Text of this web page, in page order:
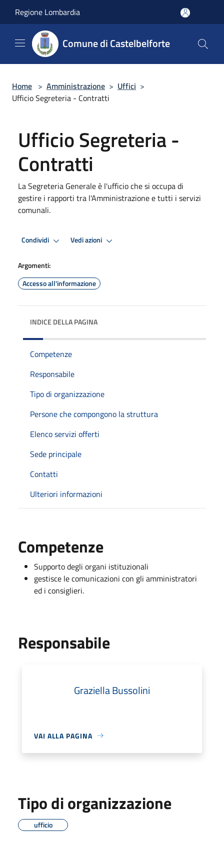
Regione Lombardia
Comune di Castelbelforte
Home > Amministrazione > Uffici >
Ufficio Segreteria - Contratti
Ufficio Segreteria -
Contratti
La Segreteria Generale è l'ufficio che si occupa di
gestire i rapporti tra l'Amministrazione e tutti i servizi
comunali.
Condividi Vedi azioni
Argomenti:
Accesso all'informazione
INDICE DELLA PAGINA
Competenze
Responsabile
Tipo di organizzazione
Persone che compongono la struttura
Elenco servizi offerti
Sede principale
Contatti
Ulteriori informazioni
Competenze
Supporto degli organi istituzionali
gestisce le comunicazioni con gli amministratori
ed i consiglieri.
Responsabile
Graziella Bussolini
VAI ALLA PAGINA
Tipo di organizzazione
ufficio